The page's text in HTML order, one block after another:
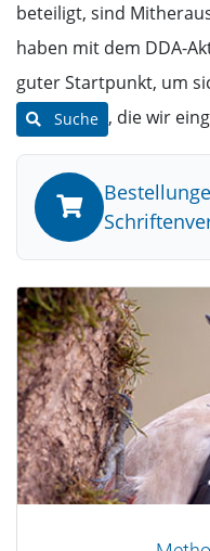
beteiligt, sind
haben mit dem DDA-
guter Startpunkt, um
Suche , die wir